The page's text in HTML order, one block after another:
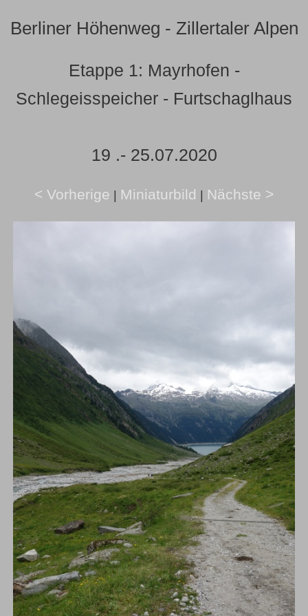
Berliner Höhenweg - Zillertaler Alpen
Etappe 1: Mayrhofen -
Schlegeisspeicher - Furtschaglhaus
19 .- 25.07.2020
< Vorherige | Miniaturbild | Nächste >